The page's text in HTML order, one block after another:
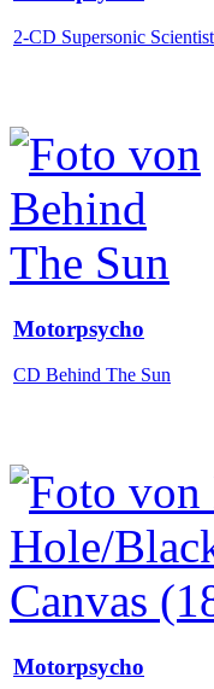
2-CD Supersonic
Motorpsycho
CD Behind The Sun
Motorpsycho